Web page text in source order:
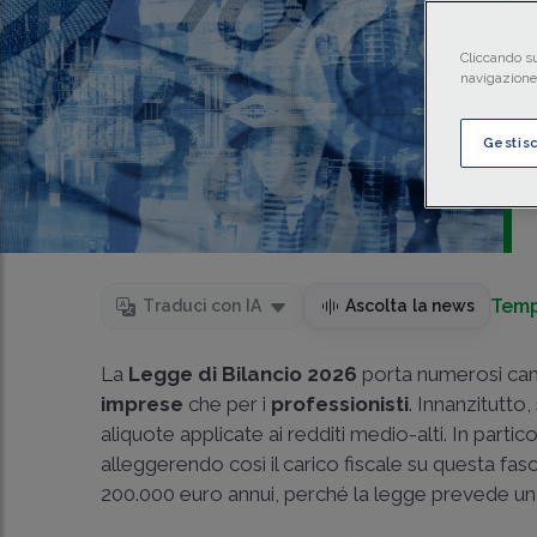
Traduci con IA Ascolta la news
La Legge di Bilancio 2026 porta numerosi
imprese che per i professionisti. Innanzitutto,
aliquote applicate ai redditi medio-alti. In
alleggerendo così il carico fiscale su questa
200.000 euro annui, perché la legge prevede
Cliccando